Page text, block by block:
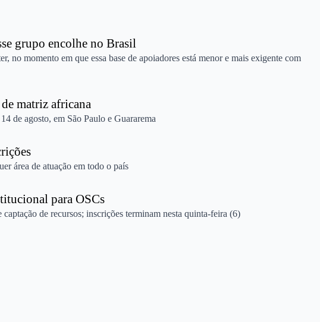
grupo encolhe no Brasil
no momento em que essa base de apoiadores está menor e mais exigente com
matriz africana
de agosto, em São Paulo e Guararema
área de atuação em todo o país
para OSCs
de recursos; inscrições terminam nesta quinta-feira (6)